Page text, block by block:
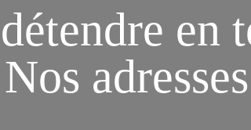
en
adresses